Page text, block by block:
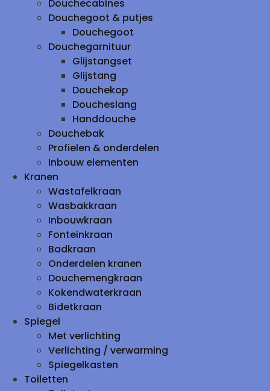
Douchecabines
Douchegoot & putjes
Douchegoot
Douchegarnituur
Glijstangset
Glijstang
Douchekop
Doucheslang
Handdouche
Douchebak
Profielen & onderdelen
Inbouw elementen
Kranen
Wastafelkraan
Wasbakkraan
Inbouwkraan
Fonteinkraan
Badkraan
Onderdelen kranen
Douchemengkraan
Kokendwaterkraan
Bidetkraan
Spiegel
Met verlichting
Verlichting / verwarming
Spiegelkasten
Toiletten